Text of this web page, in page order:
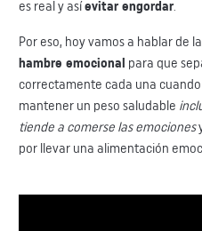
es real y así evitar engordar.
Por eso, hoy vamos a hablar de
hambre emocional para que
correctamente cada una
mantener un peso saludable
tiende a comerse las emociones
por llevar una alimentación